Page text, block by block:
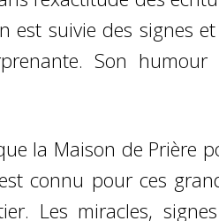
est suivie des signes
Son humour
la Maison de Prière
connu pour ces
Les miracles,